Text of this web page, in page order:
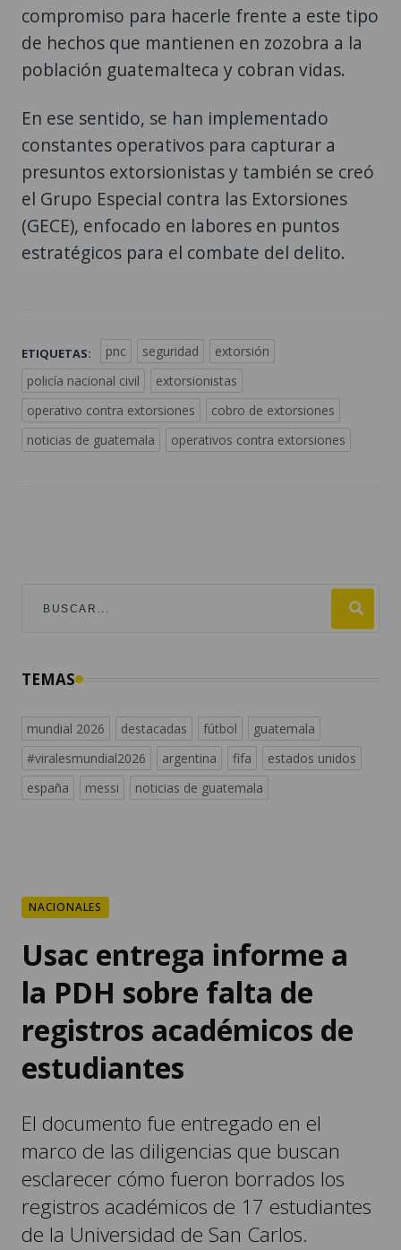
compromiso para hacerle frente a este tipo
de hechos que mantienen en zozobra a la
población guatemalteca y cobran vidas.
En ese sentido, se han implementado
constantes operativos para capturar a
presuntos extorsionistas y también se creó
el Grupo Especial contra las Extorsiones
(GECE), enfocado en labores en puntos
estratégicos para el combate del delito.
ETIQUETAS: pnc seguridad
extorsión
policía nacional civil
extorsionistas
operativo contra extorsiones
cobro de extorsiones
noticias de guatemala
operativos contra extorsiones
TEMAS
mundial 2026 destacadas fútbol
guatemala
#viralesmundial2026
argentina fifa
estados unidos
españa
messi noticias de guatemala
NACIONALES
Usac entrega informe a
la PDH sobre falta de
registros académicos de
estudiantes
El documento fue entregado en el
marco de las diligencias que buscan
esclarecer cómo fueron borrados los
registros académicos de 17 estudiantes
de la Universidad de San Carlos.